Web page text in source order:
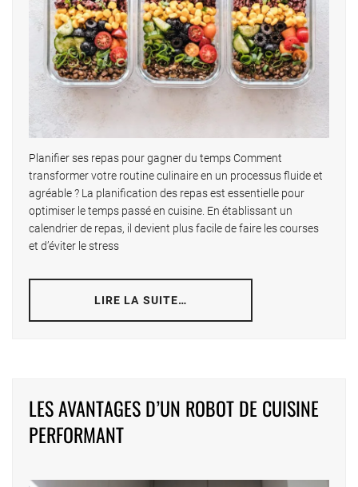
Planifier ses repas pour gagner du temps Comment
transformer votre routine culinaire en un processus fluide et
agréable ? La planification des repas est essentielle pour
optimiser le temps passé en cuisine. En établissant un
calendrier de repas, il devient plus facile de faire les courses
et d’éviter le stress
LIRE LA SUITE…
LES AVANTAGES D’UN ROBOT DE CUISINE
PERFORMANT